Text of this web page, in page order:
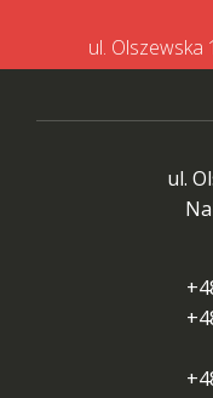
ul. Olszewska
ul.